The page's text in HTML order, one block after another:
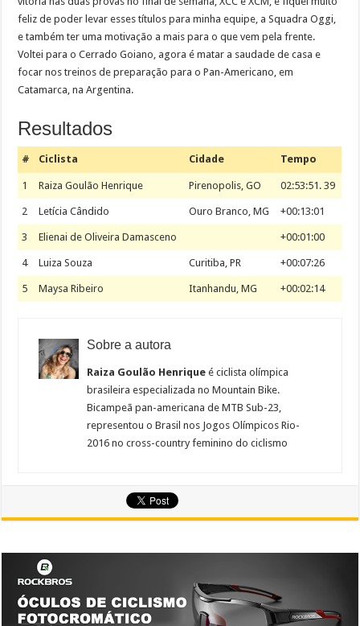
feliz de poder levar esses títulos para minha equipe, a Squadra Oggi,
e também ter uma motivação a mais para o que vem pela frente.
Voltei para o Cerrado Goiano, agora é matar a saudade de casa e
focar nos treinos de preparação para o Pan-Americano, em
Catamarca, na Argentina.
Resultados
# Ciclista Cidade Tempo
1 Raiza Goulão Henrique Pirenopolis, GO 02:53:51. 39
2 Letícia Cândido Ouro Branco, MG +00:13:01
3 Elienai de Oliveira Damasceno +00:01:00
4 Luiza Souza Curitiba, PR +00:07:26
5 Maysa Ribeiro Itanhandu, MG +00:02:14
Sobre a autora
Raiza Goulão Henrique é ciclista olímpica
brasileira especializada no Mountain Bike.
Bicampeã pan-americana de MTB Sub-23,
representou o Brasil nos Jogos Olímpicos Rio-
2016 no cross-country feminino do ciclismo